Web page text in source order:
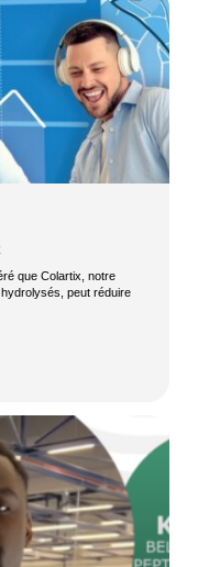
que Colartix, notre
peut réduire